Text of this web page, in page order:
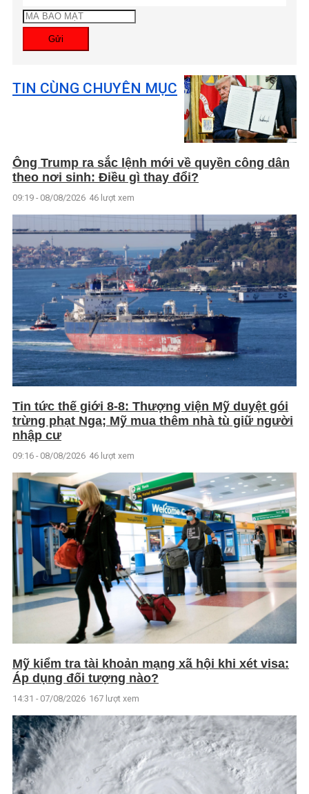
Gửi
TIN CÙNG CHUYÊN MỤC
Ông Trump ra sắc lệnh mới về quyền công dân
theo nơi sinh: Điều gì thay đổi?
09:19 - 08/08/2026 46 lượt xem
Tin tức thế giới 8-8: Thượng viện Mỹ duyệt gói
trừng phạt Nga; Mỹ mua thêm nhà tù giữ người
nhập cư
09:16 - 08/08/2026 46 lượt xem
Mỹ kiểm tra tài khoản mạng xã hội khi xét visa:
Áp dụng đối tượng nào?
14:31 - 07/08/2026 167 lượt xem